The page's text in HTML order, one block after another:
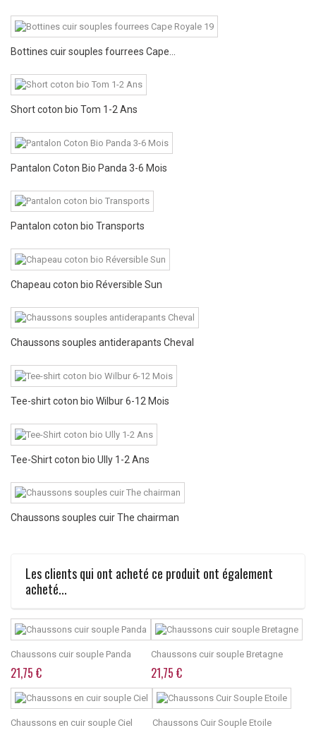
Bottines cuir souples fourrees Cape...
Short coton bio Tom 1-2 Ans
Pantalon Coton Bio Panda 3-6 Mois
Pantalon coton bio Transports
Chapeau coton bio Réversible Sun
Chaussons souples antiderapants Cheval
Tee-shirt coton bio Wilbur 6-12 Mois
Tee-Shirt coton bio Ully 1-2 Ans
Chaussons souples cuir The chairman
Les clients qui ont acheté ce produit ont également
acheté...
Chaussons cuir souple Panda
21,75 €
Chaussons cuir souple Bretagne
21,75 €
Chaussons en cuir souple Ciel Chaussons Cuir Souple Etoile